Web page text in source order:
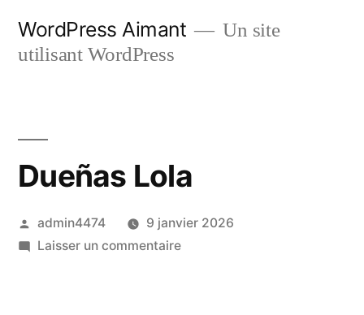
WordPress Aimant
Un site
utilisant WordPress
Dueñas Lola
Publié
par
admin4474
9 janvier 2026
Laisser un commentairesur